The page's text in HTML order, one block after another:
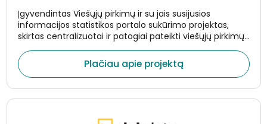
Įgyvendintas Viešųjų pirkimų ir su jais susijusios
informacijos statistikos portalo sukūrimo projektas,
skirtas centralizuotai ir patogiai pateikti viešųjų pirkimų
Plačiau apie projektą